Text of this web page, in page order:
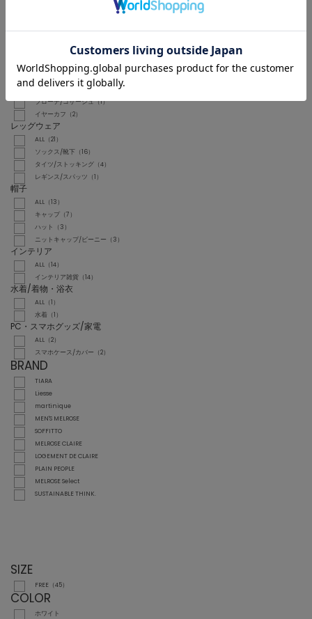
ピアス（両耳用）（15）
ピアス（片耳用）（2）
イヤリング（1）
ブレスレット（4）
ブローチ/コサージュ（1）
イヤーカフ（2）
レッグウェア
ALL（21）
ソックス/靴下（16）
タイツ/ストッキング（4）
レギンス/スパッツ（1）
帽子
ALL（13）
キャップ（7）
ハット（3）
ニットキャップ/ビーニー（3）
インテリア
ALL（14）
インテリア雑貨（14）
水着/着物・浴衣
ALL（1）
水着（1）
PC・スマホグッズ/家電
ALL（2）
スマホケース/カバー（2）
BRAND
TIARA
Liesse
martinique
MEN'S MELROSE
SOFFITTO
MELROSE CLAIRE
LOGEMENT DE CLAIRE
PLAIN PEOPLE
MELROSE Select
SUSTAINABLE THINK.
SIZE
FREE（45）
COLOR
ホワイト